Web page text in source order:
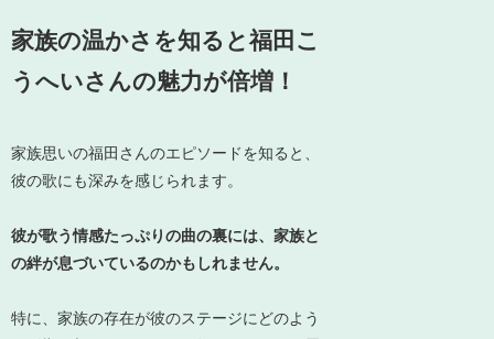
家族の温かさを知ると福田こ
うへいさんの魅力が倍増！
家族思いの福田さんのエピソードを知ると、
彼の歌にも深みを感じられます。
彼が歌う情感たっぷりの曲の裏には、家族と
の絆が息づいているのかもしれません。
特に、家族の存在が彼のステージにどのよう